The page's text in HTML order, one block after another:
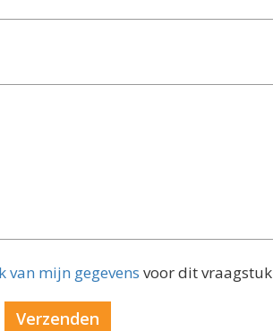
van mijn gegevens voor dit vraagstuk